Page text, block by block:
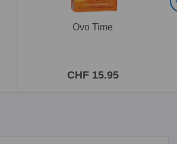
Ovo Time
CHF 15.95